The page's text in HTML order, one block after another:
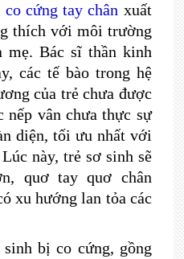
co cứng tay chân xuất
thích với môi trường
mẹ. Bác sĩ thần kinh
các tế bào trong hệ
của trẻ chưa được
nếp vân chưa thực sự
diện, tối ưu nhất với
này, trẻ sơ sinh sẽ
quơ tay quơ chân
xu hướng lan tỏa các
bị co cứng, gồng